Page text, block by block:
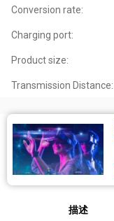
Conversion rate:
Charging port:
Product size:
Transmission Distance:
描述